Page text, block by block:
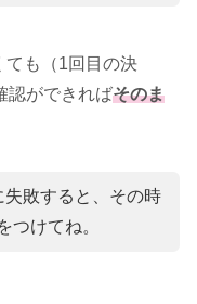
ても（1回目の決
認ができればそのま
敗すると、その時
つけてね。